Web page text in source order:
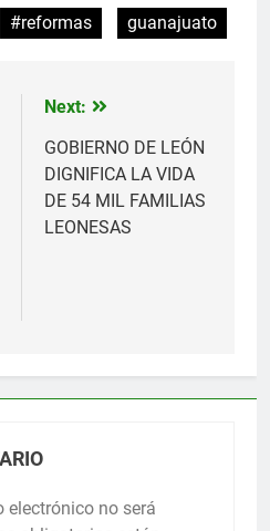
#reformas guanajuato
Next:
GOBIERNO DE LEÓN
DIGNIFICA LA VIDA
DE 54 MIL FAMILIAS
LEONESAS
electrónico no será